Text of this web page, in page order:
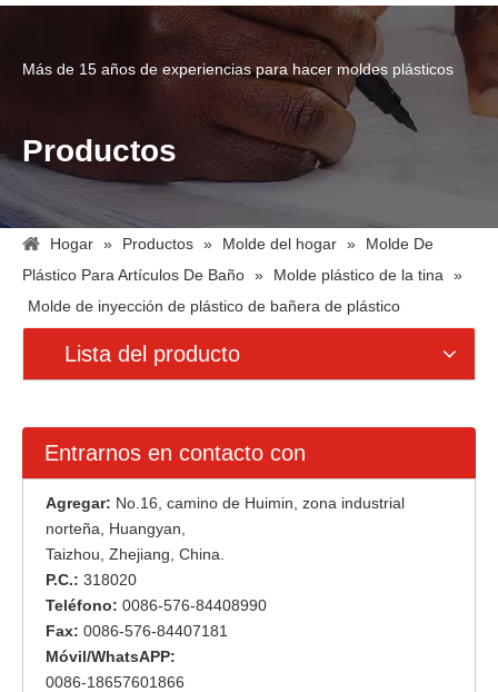
Más de 15 años de experiencias para hacer moldes plásticos
Productos
Hogar » Productos » Molde del hogar »
Molde De
Plástico Para Artículos De Baño » Molde plástico de la tina
»
Molde de inyección de plástico de bañera de plástico
Lista del producto
Entrarnos en contacto con
Agregar: No.16, camino de Huimin, zona industrial
norteña, Huangyan,
Taizhou, Zhejiang, China.
P.C.: 318020
Teléfono: 0086-576-84408990
Fax: 0086-576-84407181
Móvil/WhatsAPP:
0086-18657601866